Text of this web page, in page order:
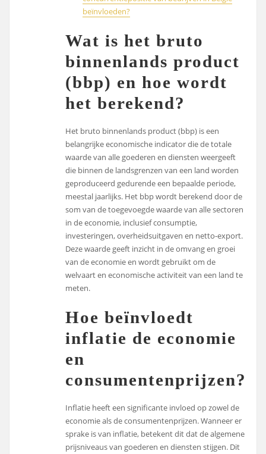
beïnvloeden?
Wat is het bruto
binnenlands product
(bbp) en hoe wordt
het berekend?
Het bruto binnenlands product (bbp) is een
belangrijke economische indicator die de totale
waarde van alle goederen en diensten weergeeft
die binnen de landsgrenzen van een land worden
geproduceerd gedurende een bepaalde periode,
meestal jaarlijks. Het bbp wordt berekend door de
som van de toegevoegde waarde van alle sectoren
in de economie, inclusief consumptie,
investeringen, overheidsuitgaven en netto-export.
Deze waarde geeft inzicht in de omvang en groei
van de economie en wordt gebruikt om de
welvaart en economische activiteit van een land te
meten.
Hoe beïnvloedt
inflatie de economie
en
consumentenprijzen?
Inflatie heeft een significante invloed op zowel de
economie als de consumentenprijzen. Wanneer er
sprake is van inflatie, betekent dit dat de algemene
prijsniveaus van goederen en diensten stijgen. Dit